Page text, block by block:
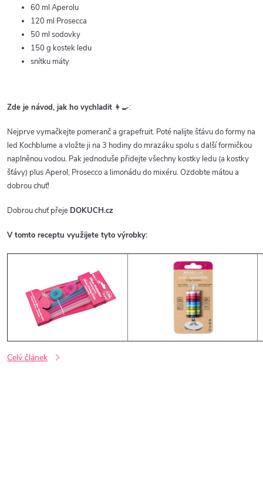
60 ml Aperolu
120 ml Prosecca
50 ml sodovky
150 g kostek ledu
snítku máty
Zde je návod, jak ho vychladit 👩‍🍳:
Nejprve vymačkejte pomeranč a grapefruit. Poté nalijte šťávu do formy na
led Kochblume a vložte ji na 3 hodiny do mrazáku spolu s další formičkou
naplněnou vodou. Pak jednoduše přidejte všechny kostky ledu (a kostky
šťávy) plus Aperol, Prosecco a limonádu do mixéru. Ozdobte mátou a
dobrou chuť!
Dobrou chuť přeje DOKUCH.cz
V tomto receptu využijete tyto výrobky:
Celý článek